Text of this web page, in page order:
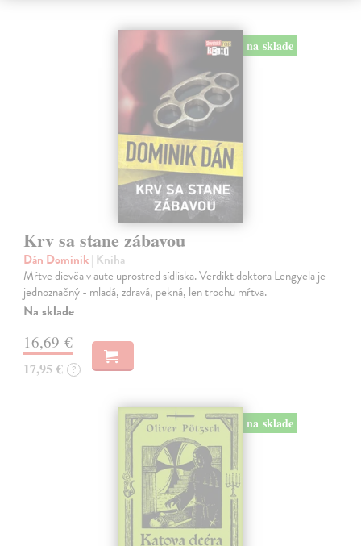
na sklade
Krv sa stane zábavou
Dán Dominik| Kniha
Mŕtve dievča v aute uprostred sídliska. Verdikt doktora Lengyela je
jednoznačný - mladá, zdravá, pekná, len trochu mŕtva.
Na sklade
16,69 €
17,95 € ?
na sklade